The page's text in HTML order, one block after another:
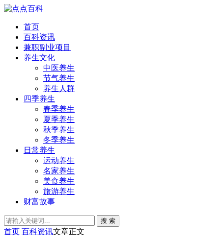
首页
百科资讯
兼职副业项目
养生文化
中医养生
节气养生
养生人群
四季养生
春季养生
夏季养生
秋季养生
冬季养生
日常养生
运动养生
名家养生
美食养生
旅游养生
财富故事
搜 索
首页 百科资讯文章正文